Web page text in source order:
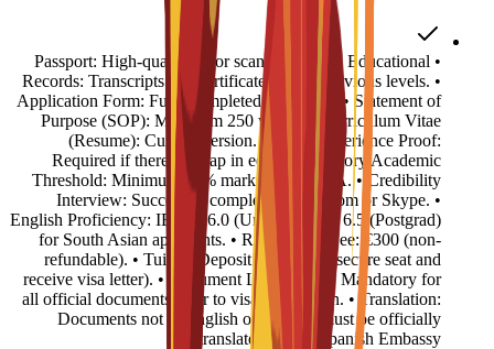
• Passport: High-quality color scanned copy. • Educational
Records: Transcripts and certificates for all previous levels. •
Application Form: Fully completed C3S form. • Statement of
Purpose (SOP): Minimum 250 words. • Curriculum Vitae
(Resume): Current version. • Work Experience Proof:
Required if there is a gap in education history.Academic
Threshold: Minimum 50% marks or 2.5 GPA. • Credibility
Interview: Successful completion via Zoom or Skype. •
English Proficiency: IELTS 6.0 (Undergrad) or 6.5 (Postgrad)
for South Asian applicants. • Registration Fee: €300 (non-
refundable). • Tuition Deposit: €4,500 (to secure seat and
receive visa letter). • Document Legalization: Mandatory for
all official documents prior to visa submission. • Translation:
Documents not in English or Spanish must be officially
translated for the Spanish Embassy.